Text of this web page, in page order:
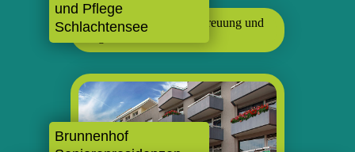
und Pflege
Schlachtensee
Brunnenhof